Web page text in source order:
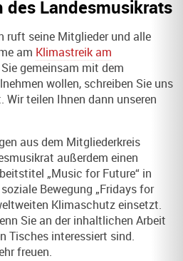
des Landesmusikrats
ruft seine Mitglieder und alle
am Klimastreik am
gemeinsam mit dem
wollen, schreiben Sie uns
teilen Ihnen dann unseren
aus dem Mitgliederkreis
außerdem einen
„Music for Future“ in
Bewegung „Fridays for
Klimaschutz einsetzt.
Sie an der inhaltlichen Arbeit
Tisches interessiert sind.
freuen.